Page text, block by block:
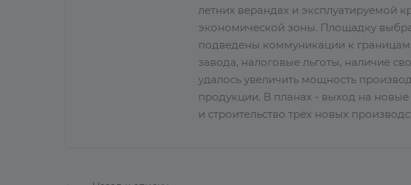
летних верандах и эксплуатируемой
экономической зоны. Площадку
подведены коммуникации к границам
завода, налоговые льготы, наличие
удалось увеличить мощность
продукции. В планах - выход на
и строительство трёх новых